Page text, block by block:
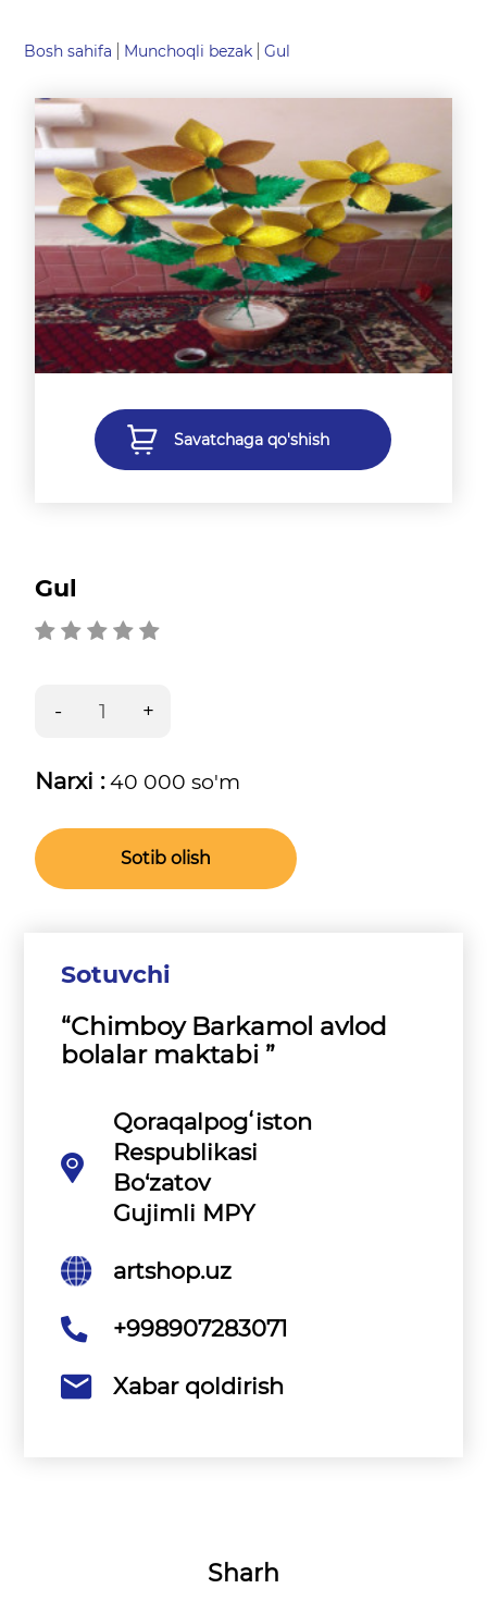
Bosh sahifa Munchoqli bezak Gul
Savatchaga qo'shish
Gul
Narxi :40 000 so'm
Sotib olish
Sotuvchi
“Chimboy Barkamol avlod
bolalar maktabi ”
Qoraqalpogʻiston
Respublikasi
Bo‘zatov
Gujimli MPY
artshop.uz
+998907283071
Xabar qoldirish
Sharh